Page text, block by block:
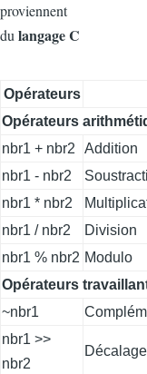
proviennent
du langage C
Opérateurs
Opérateurs
nbr1 + nbr2
Addition
nbr1 - nbr2
nbr1 * nbr2
nbr1 / nbr2
Division
nbr1 % nbr2 Modulo
Opérateurs
~nbr1
nbr1 >>
nbr2